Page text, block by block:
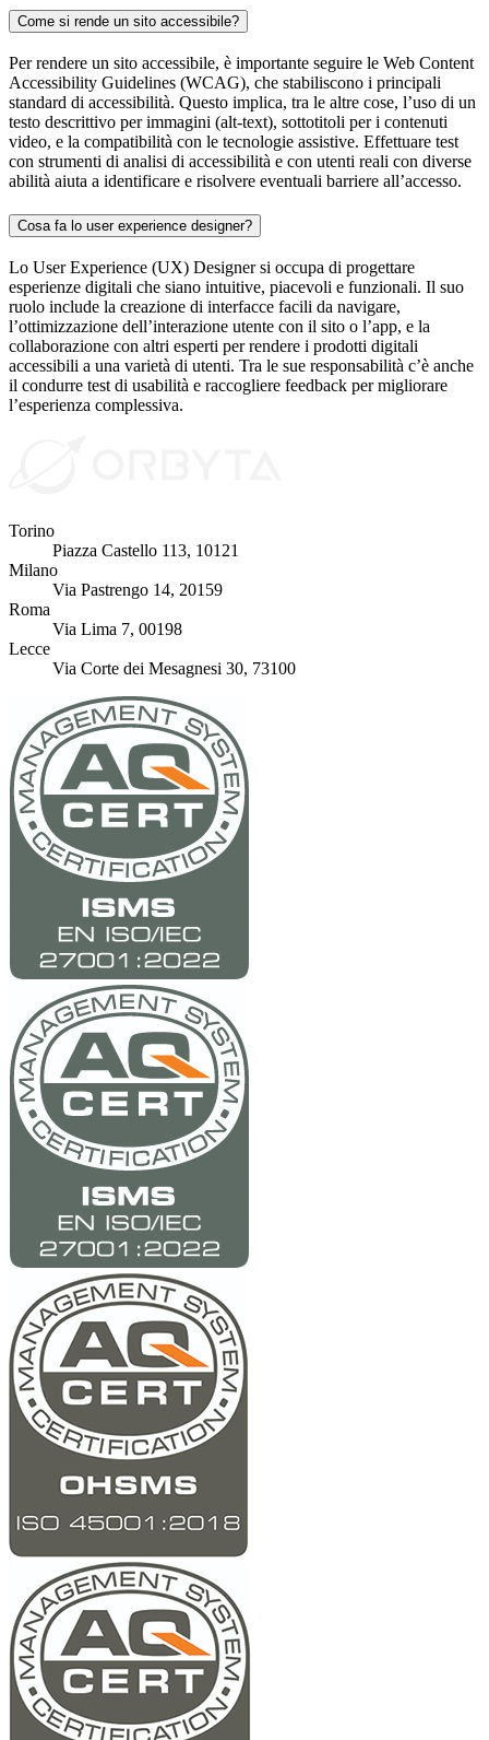
Come si rende un sito accessibile?
Per rendere un sito accessibile, è importante seguire le Web Content
Accessibility Guidelines (WCAG), che stabiliscono i principali
standard di accessibilità. Questo implica, tra le altre cose, l’uso di un
testo descrittivo per immagini (alt-text), sottotitoli per i contenuti
video, e la compatibilità con le tecnologie assistive. Effettuare test
con strumenti di analisi di accessibilità e con utenti reali con diverse
abilità aiuta a identificare e risolvere eventuali barriere all’accesso.
Cosa fa lo user experience designer?
Lo User Experience (UX) Designer si occupa di progettare
esperienze digitali che siano intuitive, piacevoli e funzionali. Il suo
ruolo include la creazione di interfacce facili da navigare,
l’ottimizzazione dell’interazione utente con il sito o l’app, e la
collaborazione con altri esperti per rendere i prodotti digitali
accessibili a una varietà di utenti. Tra le sue responsabilità c’è anche
il condurre test di usabilità e raccogliere feedback per migliorare
l’esperienza complessiva.
Torino
Piazza Castello 113, 10121
Milano
Via Pastrengo 14, 20159
Roma
Via Lima 7, 00198
Lecce
Via Corte dei Mesagnesi 30, 73100